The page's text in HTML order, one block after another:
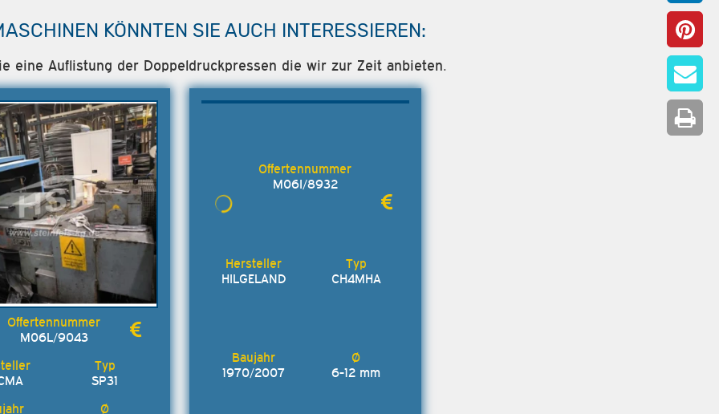
KÖNNTEN SIE AUCH INTERESSIEREN:
eine Auflistung der Doppeldruckpressen die wir zur Zeit anbieten.
M06L/9043
SP31
M06I/8932
HILGELAND CH4MHA
1970/2007 6-12 mm